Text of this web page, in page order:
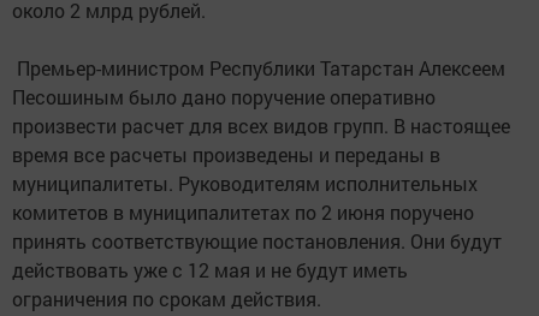
около 2 млрд рублей. ⠀
Премьер-министром Республики Татарстан Алексеем
Песошиным было дано поручение оперативно
произвести расчет для всех видов групп. В настоящее
время все расчеты произведены и переданы в
муниципалитеты. Руководителям исполнительных
комитетов в муниципалитетах по 2 июня поручено
принять соответствующие постановления. Они будут
действовать уже с 12 мая и не будут иметь
ограничения по срокам действия.⠀